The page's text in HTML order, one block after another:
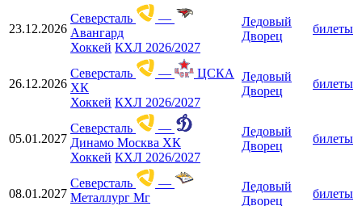
23.12.2026
Северсталь
—
Авангард
Хоккей КХЛ 2026/2027
Ледовый
Дворец
билеты
26.12.2026
Северсталь —
ЦСКА
ХК
Хоккей КХЛ 2026/2027
Ледовый
Дворец
билеты
05.01.2027
Северсталь
—
Динамо Москва ХК
Хоккей КХЛ 2026/2027
Ледовый
Дворец
билеты
08.01.2027
Северсталь
—
Металлург Мг
Ледовый
Дворец
билеты